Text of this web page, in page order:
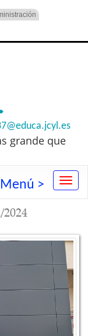
grande que
Menú >
2024